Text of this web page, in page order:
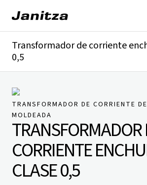
Transformador de corriente
0,5
Detalles técnicos
Descargas
TRANSFORMADOR DE CORRIENTE
MOLDEADA
TRANSFORMADOR
CORRIENTE
CLASE 0,5